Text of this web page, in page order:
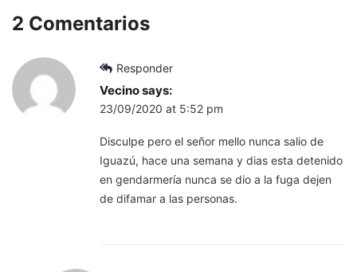
2 Comentarios
Responder
Vecinosays:
23/09/2020 at 5:52 pm
Disculpe pero el señor mello nunca salio de
Iguazú, hace una semana y dias esta detenido
en gendarmería nunca se dio a la fuga dejen
de difamar a las personas.